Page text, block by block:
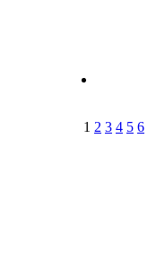
1 2 3 4 5 6